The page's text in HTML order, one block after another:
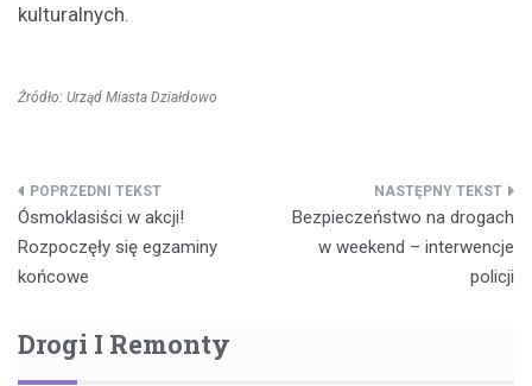
kulturalnych.
Źródło: Urząd Miasta Działdowo
Nawigacja
wpisu
Ósmoklasiści w akcji!
Rozpoczęły się egzaminy
końcowe
Bezpieczeństwo na drogach
w weekend – interwencje
policji
Drogi I Remonty